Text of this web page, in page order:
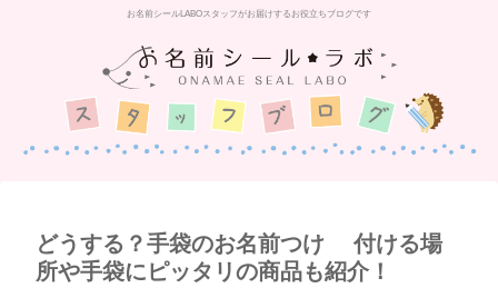
お名前シールLABOスタッフがお届けするお役立ちブログです
どうする？手袋のお名前つけ 付ける場
所や手袋にピッタリの商品も紹介！